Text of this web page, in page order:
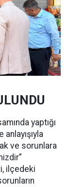
yaptığı
ve sorunlara
ilçedeki